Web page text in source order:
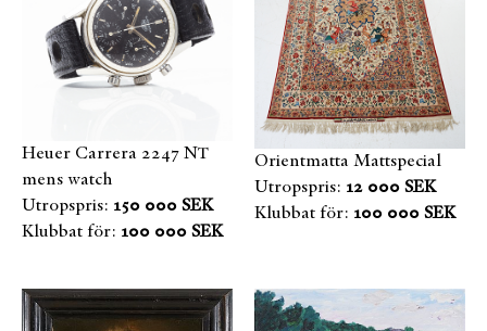
Heuer Carrera 2247 NT
mens watch
Utropspris: 150 000 SEK
Klubbat för: 100 000 SEK
Orientmatta Mattspecial
Utropspris: 12 000 SEK
Klubbat för: 100 000 SEK